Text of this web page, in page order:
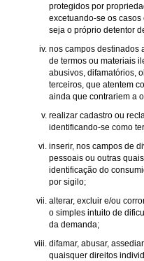
protegidos por
excetuando-se os
seja o próprio detentor
nos campos destinados
de termos ou materiais
abusivos, difamatórios,
terceiros, que atentem
ainda que contrariem a
realizar cadastro ou
identificando-se como
inserir, nos campos de
pessoais ou outras
identificação do
por sigilo;
alterar, excluir e/ou
o simples intuito de
da demanda;
difamar, abusar,
quaisquer direitos